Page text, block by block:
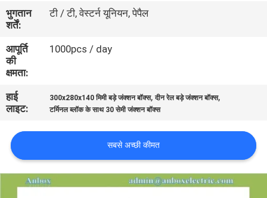
एक
उद्धरण
की
विनती
करे
SHOPPING ONLINE
साइटमैप
भुगतान
शर्तें:
टी / टी, वेस्टर्न यूनियन, पेपैल
आपूर्ति
की
क्षमता:
1000pcs / day
हाई
लाइट:
300x280x140 मिमी बड़े जंक्शन बॉक्स,दीन रेल बड़े जंक्शन बॉक्स,
टर्मिनल ब्लॉक के साथ 30 सेमी जंक्शन बॉक्स
सबसे अच्छी कीमत